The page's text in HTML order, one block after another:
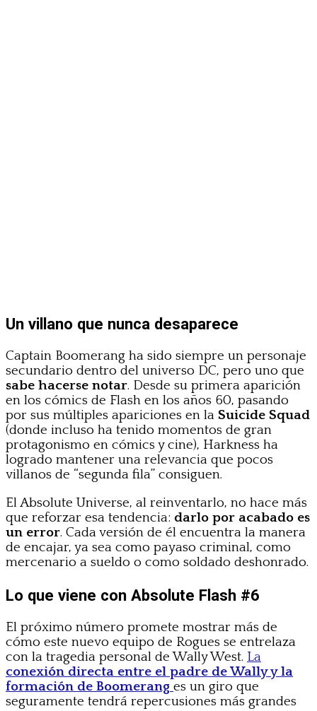
Un villano que nunca desaparece
Captain Boomerang ha sido siempre un personaje
secundario dentro del universo DC, pero uno que
sabe hacerse notar. Desde su primera aparición
en los cómics de Flash en los años 60, pasando
por sus múltiples apariciones en la Suicide Squad
(donde incluso ha tenido momentos de gran
protagonismo en cómics y cine), Harkness ha
logrado mantener una relevancia que pocos
villanos de “segunda fila” consiguen.
El Absolute Universe, al reinventarlo, no hace más
que reforzar esa tendencia: darlo por acabado es
un error. Cada versión de él encuentra la manera
de encajar, ya sea como payaso criminal, como
mercenario a sueldo o como soldado deshonrado.
Lo que viene con Absolute Flash #6
El próximo número promete mostrar más de
cómo este nuevo equipo de Rogues se entrelaza
con la tragedia personal de Wally West. La
conexión directa entre el padre de Wally y la
formación de Boomerang es un giro que
seguramente tendrá repercusiones más grandes